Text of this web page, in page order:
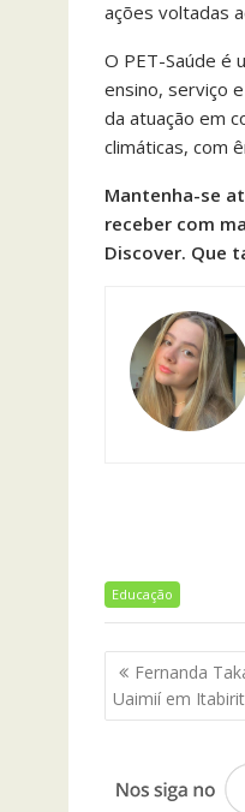
ações voltadas
O PET-Saúde é
ensino, serviço
da atuação em
climáticas, com
Mantenha-se
receber com
Discover. Que
Educação
de
Post
Fernanda
Uaimií em